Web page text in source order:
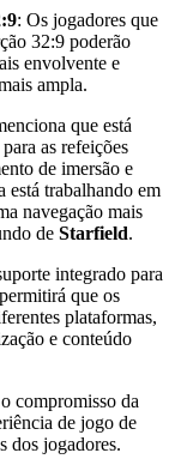
: Os jogadores que
32:9 poderão
envolvente e
ampla.
que está
as refeições
de imersão e
está trabalhando em
navegação mais
de Starfield.
integrado para
que os
plataformas,
e conteúdo
compromisso da
de jogo de
dos jogadores.